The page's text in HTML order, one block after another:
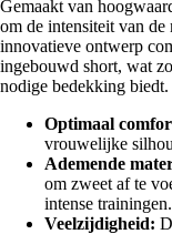
Gemaakt van
om de intensiteit van de
innovatieve ontwerp
ingebouwd short, wat
nodige bedekking biedt.
Optimaal
vrouwelijke
Ademende
om zweet af te
intense trainingen.
Veelzijdigheid: